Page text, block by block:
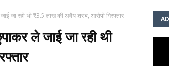
जा रही थी ₹3.5 लाख की अवैध शराब, आरोपी गिरफ्तार
ले जाई जा रही थी